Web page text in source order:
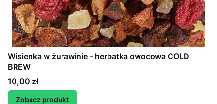
Wisienka w żurawinie - herbatka owocowa COLD
BREW
Cena
10,00 zł
Zobacz produkt